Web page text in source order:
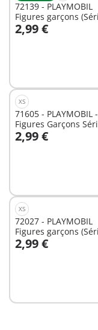
72139 - PLAYMOBIL
Figures garçons
2,99 €
Au panier
XS
71605 - PLAYMOBIL -
Figures Garçons
2,99 €
XS
72027 - PLAYMOBIL
Figures garçons
2,99 €
Au panier